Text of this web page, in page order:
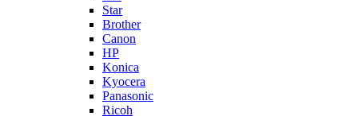
Star
Brother
Canon
HP
Konica
Kyocera
Panasonic
Ricoh